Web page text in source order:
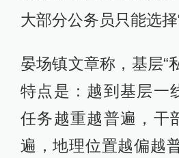
大部分公务员只能选择
晏场镇文章称，基层“
特点是：越到基层一
任务越重越普遍，干
遍，地理位置越偏越